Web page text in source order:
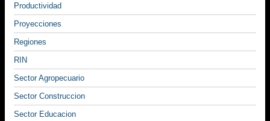
Productividad
Proyecciones
Regiones
RIN
Sector Agropecuario
Sector Construccion
Sector Educacion